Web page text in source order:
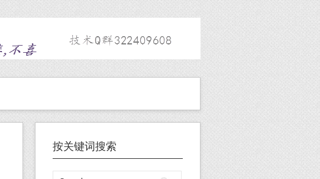
按关键词搜索